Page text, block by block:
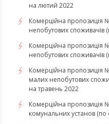
на лютий 2022
​​​​​​​Комерційна пропозиція
непобутових споживачів
Комерційна пропозиція
непобутових споживачів
Комерційна пропозиція
малих непобутових
на травень 2022
Комерційна пропозиція
комунальних установ (по